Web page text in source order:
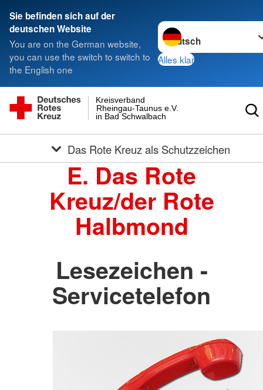
Sie befinden sich auf der
deutschen Website
You are on the German website,
you can use the switch to switch to
the English one
Sprache wechseln zu
Alles klar
in Bad Schwalbach
Rheingau-Taunus e.V.
Kreisverband
Das Rote Kreuz als Schutzzeichen
E. Das Rote
Kreuz/der Rote
Halbmond
Lesezeichen -
Servicetelefon